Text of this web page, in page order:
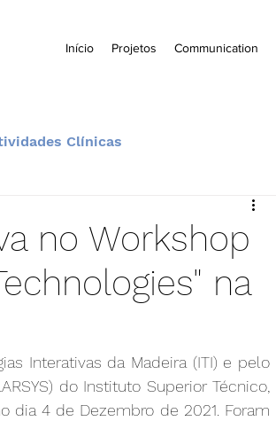
Início Projetos Communication
Clínicas
no Workshop
na
Interativas da Madeira (ITI) e pelo
do Instituto Superior Técnico,
dia 4 de Dezembro de 2021. Foram